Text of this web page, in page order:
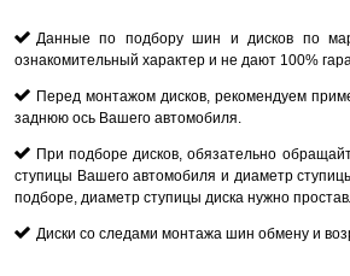
Данные по подбору шин и дисков по
ознакомительный характер и не дают 100%
Перед монтажом дисков, рекомендуем
заднюю ось Вашего автомобиля.
При подборе дисков, обязательно
ступицы Вашего автомобиля и диаметр
подборе, диаметр ступицы диска нужно
Диски со следами монтажа шин обмену и